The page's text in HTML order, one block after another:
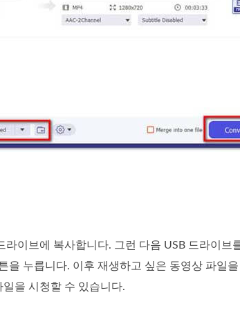
이브에 복사합니다. 그런 다음 USB 드라이브
을 누릅니다. 이후 재생하고 싶은 동영상 파일
을 시청할 수 있습니다.